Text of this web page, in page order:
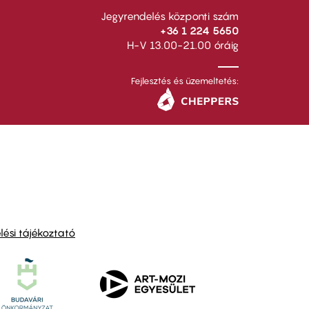
Jegyrendelés központi szám
+36 1 224 5650
H-V 13.00-21.00 óráig
Fejlesztés és üzemeltetés:
tájékoztató